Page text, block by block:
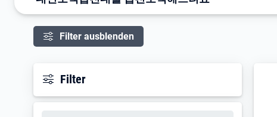
Filter ausblenden
Filter